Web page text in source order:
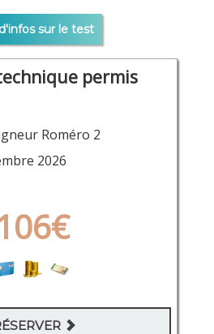
sur le test
permis
Roméro 2
2026